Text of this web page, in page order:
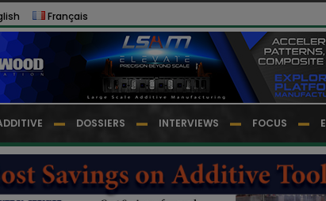
Français
DOSSIERS INTERVIEWS FOCUS